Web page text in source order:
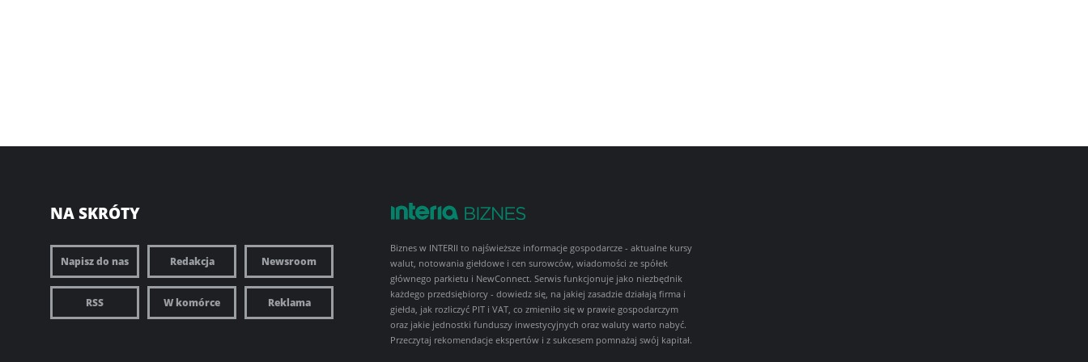
NA SKRÓTY
Napisz do nas Redakcja Newsroom
RSS W komórce Reklama
Biznes w INTERII to najświeższe informacje gospodarcze - aktualne kursy
walut, notowania giełdowe i cen surowców, wiadomości ze spółek
głównego parkietu i NewConnect. Serwis funkcjonuje jako niezbędnik
każdego przedsiębiorcy - dowiedz się, na jakiej zasadzie działają firma i
giełda, jak rozliczyć PIT i VAT, co zmieniło się w prawie gospodarczym
oraz jakie jednostki funduszy inwestycyjnych oraz waluty warto nabyć.
Przeczytaj rekomendacje ekspertów i z sukcesem pomnażaj swój kapitał.